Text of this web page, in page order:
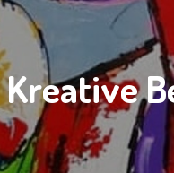
Kreative